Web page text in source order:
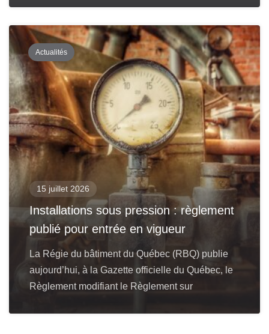
Actualités
15 juillet 2026
Installations sous pression : règlement
publié pour entrée en vigueur
La Régie du bâtiment du Québec (RBQ) publie
aujourd’hui, à la Gazette officielle du Québec, le
Règlement modifiant le Règlement sur